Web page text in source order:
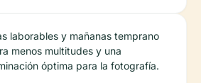
laborables y mañanas temprano
menos multitudes y una
óptima para la fotografía.